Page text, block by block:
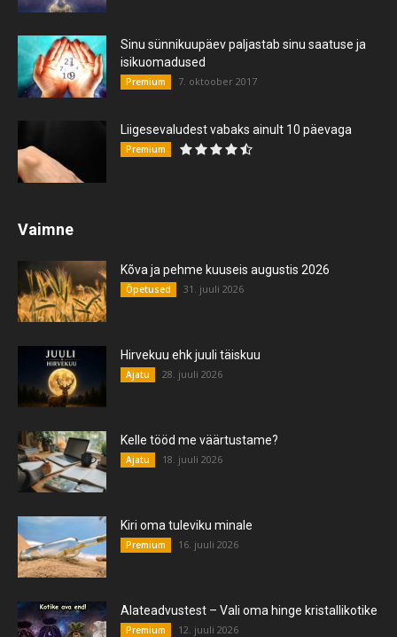
Sinu sünnikuupäev paljastab sinu saatuse ja
isikuomadused
Premium 7. oktoober 2017
Liigesevaludest vabaks ainult 10 päevaga
Premium
Vaimne
Kõva ja pehme kuuseis augustis 2026
Õpetused 31. juuli 2026
Hirvekuu ehk juuli täiskuu
Ajatu 28. juuli 2026
Kelle tööd me väärtustame?
Ajatu 18. juuli 2026
Kiri oma tuleviku minale
Premium 16. juuli 2026
Alateadvustest – Vali oma hinge kristallikotike
Premium 12. juuli 2026